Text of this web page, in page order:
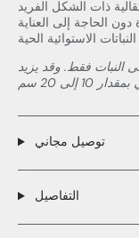
ذات الشكل الفريد
الحاجة إلى العناية
النبات فقط. وقد يزيد
توصيل مجاني
التفاصيل